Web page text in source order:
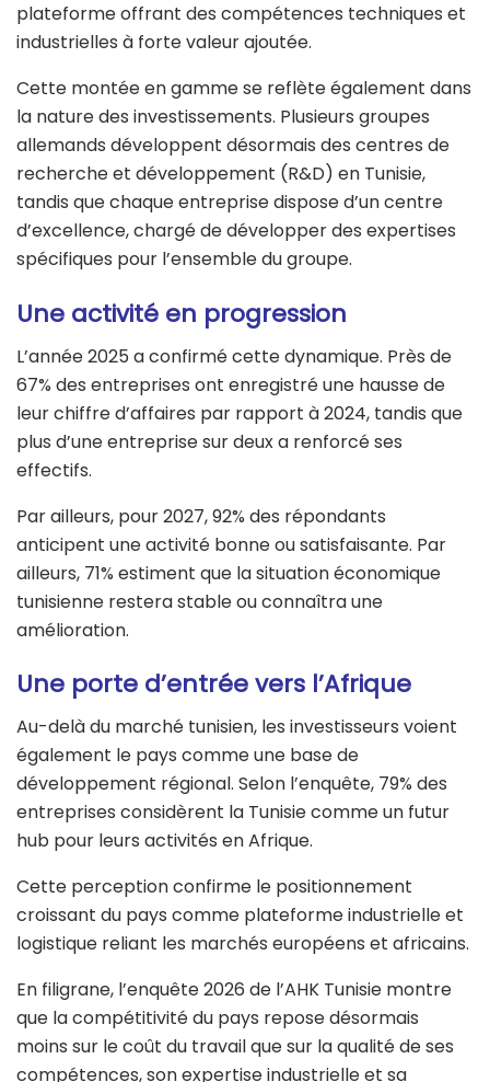
plateforme offrant des compétences techniques et
industrielles à forte valeur ajoutée.
Cette montée en gamme se reflète également dans
la nature des investissements. Plusieurs groupes
allemands développent désormais des centres de
recherche et développement (R&D) en Tunisie,
tandis que chaque entreprise dispose d’un centre
d’excellence, chargé de développer des expertises
spécifiques pour l’ensemble du groupe.
Une activité en progression
L’année 2025 a confirmé cette dynamique. Près de
67% des entreprises ont enregistré une hausse de
leur chiffre d’affaires par rapport à 2024, tandis que
plus d’une entreprise sur deux a renforcé ses
effectifs.
Par ailleurs, pour 2027, 92% des répondants
anticipent une activité bonne ou satisfaisante. Par
ailleurs, 71% estiment que la situation économique
tunisienne restera stable ou connaîtra une
amélioration.
Une porte d’entrée vers l’Afrique
Au-delà du marché tunisien, les investisseurs voient
également le pays comme une base de
développement régional. Selon l’enquête, 79% des
entreprises considèrent la Tunisie comme un futur
hub pour leurs activités en Afrique.
Cette perception confirme le positionnement
croissant du pays comme plateforme industrielle et
logistique reliant les marchés européens et africains.
En filigrane, l’enquête 2026 de l’AHK Tunisie montre
que la compétitivité du pays repose désormais
moins sur le coût du travail que sur la qualité de ses
compétences, son expertise industrielle et sa